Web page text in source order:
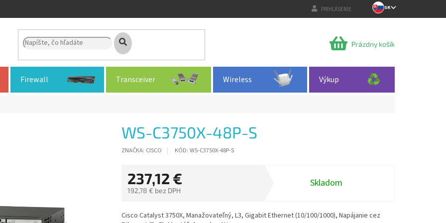
PRIHLÁSENIE SK
NÁKUPNÝ
Prázdny košík
Firewall Transceiver Wireless Výkup
WS-C3750X-48P-S
ZNAČKA: CISCO KÓD: WS-C3750X-48P-S
237,12 €
192,78 € bez DPH
cena:
Skladom
Cisco Catalyst 3750X, Manažovateľný, L3, Gigabit Ethernet (10/100/1000), Napájanie cez